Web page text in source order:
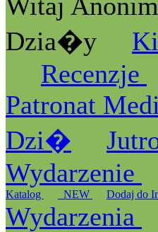
Dzia�y
Recenzje
Patronat
Dzi�
Wydarzenie
Katalog _NEW Dodaj do
Wydarzenia